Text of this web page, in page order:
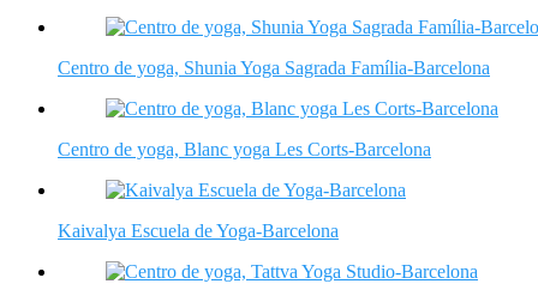
Centro de yoga, Shunia Yoga Sagrada Família-Barcelona
Centro de yoga, Blanc yoga Les Corts-Barcelona
Kaivalya Escuela de Yoga-Barcelona